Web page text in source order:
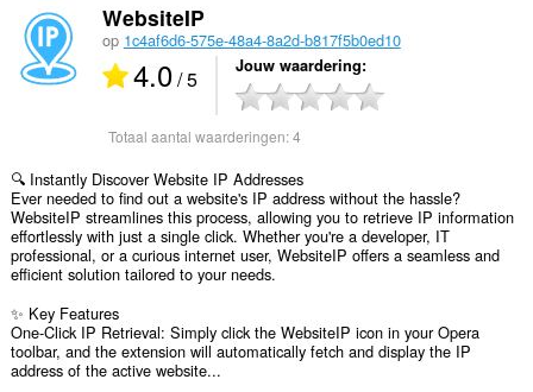
WebsiteIP
op 1c4af6d6-575e-48a4-8a2d-b817f5b0ed10
4.0/ 5 Jouw waardering
Totaal aantal waarderingen:4
🔍 Instantly Discover Website IP Addresses
Ever needed to find out a website's IP address without the hassle?
WebsiteIP streamlines this process, allowing you to retrieve IP information
effortlessly with just a single click. Whether you're a developer, IT
professional, or a curious internet user, WebsiteIP offers a seamless and
efficient solution tailored to your needs.
✨ Key Features
One-Click IP Retrieval: Simply click the WebsiteIP icon in your Opera
toolbar, and the extension will automatically fetch and display the IP
address of the active website...